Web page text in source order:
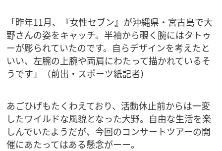
「昨年11月、『女性セブン』が沖縄県・宮古島で大
野さんの姿をキャッチ。半袖から覗く腕にはタトゥ
ーが彫られていたのです。自らデザインを考えたと
いい、左腕の上腕や両肩にわたって描かれているそ
うです」（前出・スポーツ紙記者）
あごひげもたくわえており、活動休止前からは一変
したワイルドな風貌となった大野。自由な生活を楽
しんでいたようだが、今回のコンサートツアーの開
催にあたってはある懸念がーー。